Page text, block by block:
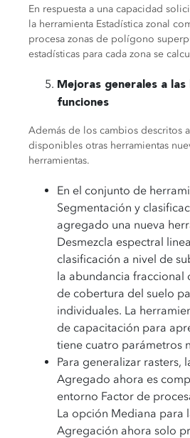
En respuesta a una capacidad
la herramienta Estadística zonal
procesa zonas de polígono
estadísticas para cada zona se
Mejoras generales a
funciones
Además de los cambios descritos
disponibles otras herramientas
herramientas.
En el conjunto de
Segmentación y
agregado una nueva
Desmezcla espectral
clasificación a nivel de
la abundancia fraccional
de cobertura del suelo
individuales. La
de capacitación para
tiene cuatro parámetros
Para generalizar rasters,
Agregado ahora es
entorno Factor de
La opción Mediana para
Agregación ahora solo